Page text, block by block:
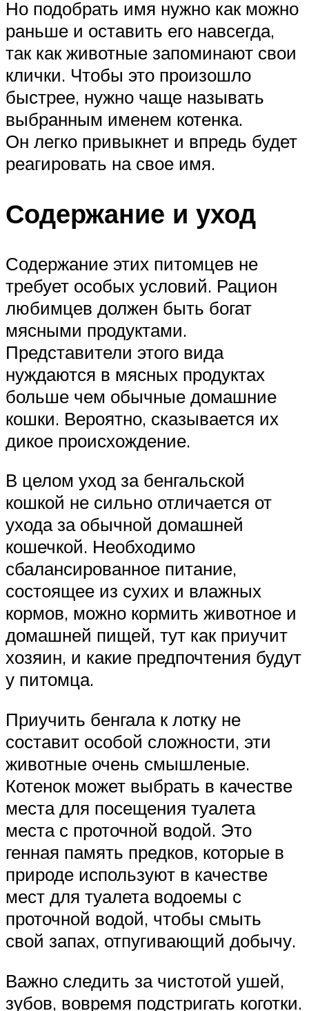
Но подобрать имя нужно как можно
раньше и оставить его навсегда,
так как животные запоминают свои
клички. Чтобы это произошло
быстрее, нужно чаще называть
выбранным именем котенка.
Он легко привыкнет и впредь будет
реагировать на свое имя.
Содержание и уход
Содержание этих питомцев не
требует особых условий. Рацион
любимцев должен быть богат
мясными продуктами.
Представители этого вида
нуждаются в мясных продуктах
больше чем обычные домашние
кошки. Вероятно, сказывается их
дикое происхождение.
В целом уход за бенгальской
кошкой не сильно отличается от
ухода за обычной домашней
кошечкой. Необходимо
сбалансированное питание,
состоящее из сухих и влажных
кормов, можно кормить животное и
домашней пищей, тут как приучит
хозяин, и какие предпочтения будут
у питомца.
Приучить бенгала к лотку не
составит особой сложности, эти
животные очень смышленые.
Котенок может выбрать в качестве
места для посещения туалета
места с проточной водой. Это
генная память предков, которые в
природе используют в качестве
мест для туалета водоемы с
проточной водой, чтобы смыть
свой запах, отпугивающий добычу.
Важно следить за чистотой ушей,
зубов, вовремя подстригать коготки.